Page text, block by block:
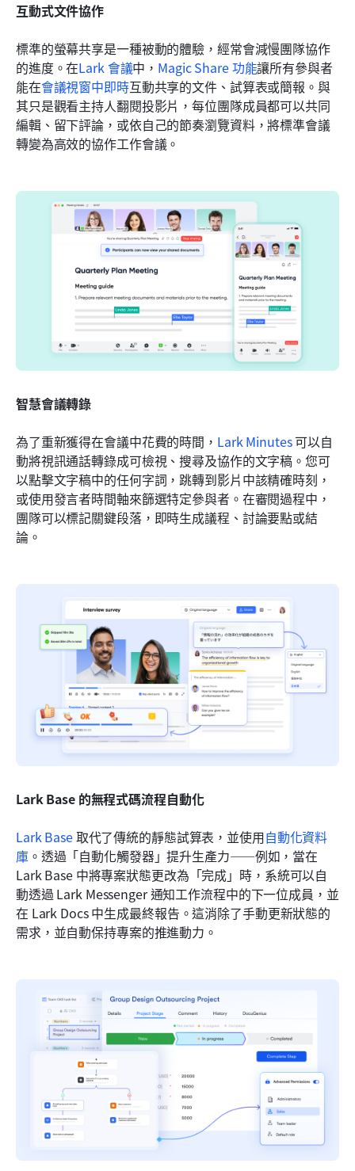
互動式文件協作
標準的螢幕共享是一種被動的體驗，經常會減慢團隊協作
的進度。在Lark 會議中， Magic Share 功能讓所有參與者
能在會議視窗中即時互動共享的文件、試算表或簡報。與
其只是觀看主持人翻閱投影片，每位團隊成員都可以共同
編輯、留下評論，或依自己的節奏瀏覽資料，將標準會議
轉變為高效的協作工作會議。
智慧會議轉錄
為了重新獲得在會議中花費的時間， Lark Minutes 可以自
動將視訊通話轉錄成可檢視、搜尋及協作的文字稿。您可
以點擊文字稿中的任何字詞，跳轉到影片中該精確時刻，
或使用發言者時間軸來篩選特定參與者。在審閱過程中，
團隊可以標記關鍵段落，即時生成議程、討論要點或結
論。
Lark Base 的無程式碼流程自動化
Lark Base 取代了傳統的靜態試算表，並使用自動化資料
庫。透過「自動化觸發器」提升生產力——例如，當在
Lark Base 中將專案狀態更改為「完成」時，系統可以自
動透過 Lark Messenger 通知工作流程中的下一位成員，並
在 Lark Docs 中生成最終報告。這消除了手動更新狀態的
需求，並自動保持專案的推進動力。